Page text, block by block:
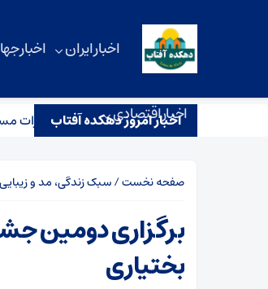
اخبار ایران اخبار
اخبار اقتصادی
اخبار امروز دهکده آفتاب
صریح تهران به واشنگتن/ مذاکرات مستقیم از
صفحه نخست/سبک زندگی، مد و زیبایی
برگزاری دومین
بختیاری